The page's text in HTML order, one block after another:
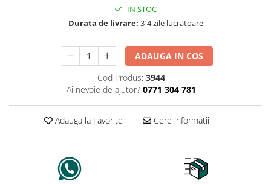
IN STOC
Durata de livrare: 3-4 zile lucratoare
ADAUGA IN COS
Cod Produs: 3944
Ai nevoie de ajutor? 0771 304 781
Adauga la Favorite Cere informatii